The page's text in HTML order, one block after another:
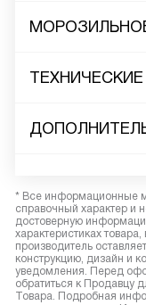
* Все информационные
справочный характер и
достоверную
характеристиках
производитель
конструкцию, дизайн и
уведомления. Перед
обратиться к Продавцу
Товара. Подробная